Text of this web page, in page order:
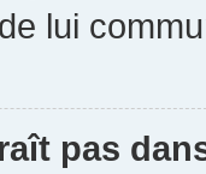
lui
pas